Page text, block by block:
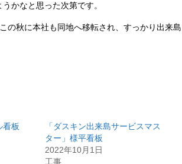
かなと思った次第です。
の秋に本社も同地へ移転され、すっかり出来島
看板
「ダスキン出来島サービスマス
ター」様平看板
2022年10月1日
工事